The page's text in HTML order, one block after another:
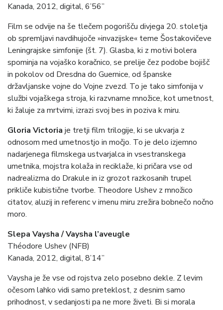
Kanada, 2012, digital, 6’56”
Film se odvije na še tlečem pogorišču divjega 20. stoletja
ob spremljavi navdihujoče »invazijske« teme Šostakovičeve
Leningrajske simfonije (št. 7). Glasba, ki z motivi bolera
spominja na vojaško koračnico, se prelije čez podobe bojišč
in pokolov od Dresdna do Guernice, od španske
državljanske vojne do Vojne zvezd. To je tako simfonija v
službi vojaškega stroja, ki razvname množice, kot umetnost,
ki žaluje za mrtvimi, izrazi svoj bes in poziva k miru.
Gloria Victoria je tretji film trilogije, ki se ukvarja z
odnosom med umetnostjo in močjo. To je delo izjemno
nadarjenega filmskega ustvarjalca in vsestranskega
umetnika, mojstra kolaža in reciklaže, ki pričara vse od
nadrealizma do Drakule in iz grozot razkosanih trupel
prikliče kubistične tvorbe. Theodore Ushev z množico
citatov, aluzij in referenc v imenu miru zrežira bobnečo nočno
moro.
Slepa Vaysha / Vaysha l’aveugle
Théodore Ushev (NFB)
Kanada, 2012, digital, 8’14”
Vaysha je že vse od rojstva zelo posebno dekle. Z levim
očesom lahko vidi samo preteklost, z desnim samo
prihodnost, v sedanjosti pa ne more živeti. Bi si morala